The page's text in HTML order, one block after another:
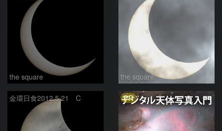
the square the square
金環日食2012.5.21 C PR